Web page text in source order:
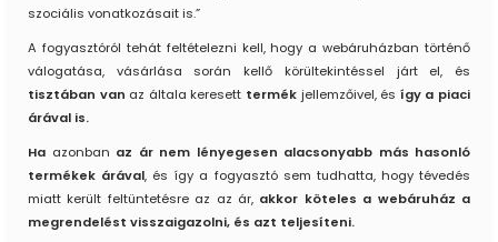
szociális vonatkozásait is.”
A fogyasztóról tehát feltételezni kell, hogy a webáruházban történő
válogatása, vásárlása során kellő körültekintéssel járt el, és
tisztában van az általa keresett termék jellemzőivel, és így a piaci
árával is.
Ha azonban az ár nem lényegesen alacsonyabb más hasonló
termékek árával, és így a fogyasztó sem tudhatta, hogy tévedés
miatt került feltüntetésre az az ár, akkor köteles a webáruház a
megrendelést visszaigazolni, és azt teljesíteni.